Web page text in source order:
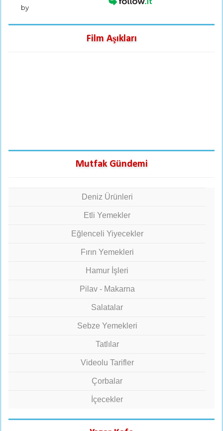
by
Film Aşıkları
Mutfak Gündemi
Deniz Ürünleri
Etli Yemekler
Eğlenceli Yiyecekler
Fırın Yemekleri
Hamur İşleri
Pilav - Makarna
Salatalar
Sebze Yemekleri
Tatlılar
Videolu Tarifler
Çorbalar
İçecekler